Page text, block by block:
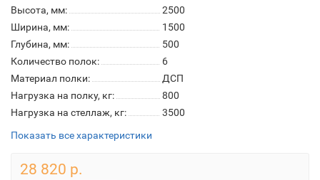
Высота, мм:
2500
Ширина, мм:
1500
Глубина, мм:
500
Количество полок:
6
Материал полки:
ДСП
Нагрузка на полку, кг:
800
Нагрузка на стеллаж, кг:
3500
Показать все характеристики
28 820 р.